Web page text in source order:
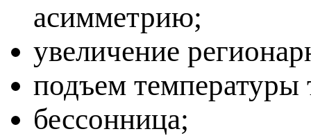
асимметрию;
увеличение
одъем температуры
ессонница;